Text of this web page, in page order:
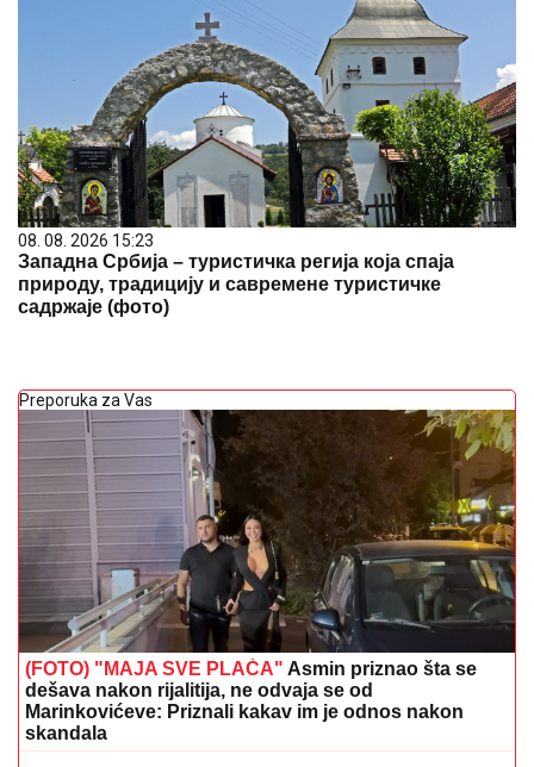
08. 08. 2026 15:23
Западна Србија – туристичка регија која спаја
природу, традицију и савремене туристичке
садржаје (фото)
Preporuka za Vas
(FOTO) "MAJA SVE PLAĆA" Asmin priznao šta se
dešava nakon rijalitija, ne odvaja se od
Marinkovićeve: Priznali kakav im je odnos nakon
skandala